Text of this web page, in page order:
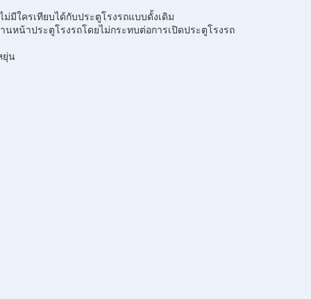
มีใครเทียบได้กับประตูโรงรถแบบดั้งเดิม
หน้าประตูโรงรถโดยไม่กระทบต่อการเปิดประตูโรงรถ
ยุ่น